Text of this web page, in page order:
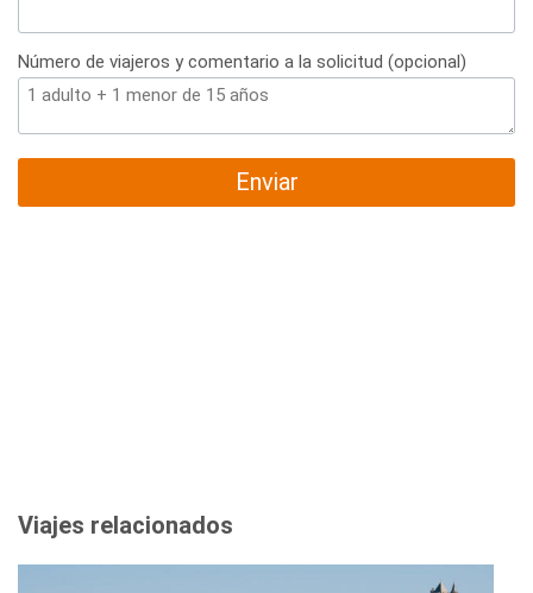
Número de viajeros y comentario a la solicitud (opcional)
Enviar
Viajes relacionados